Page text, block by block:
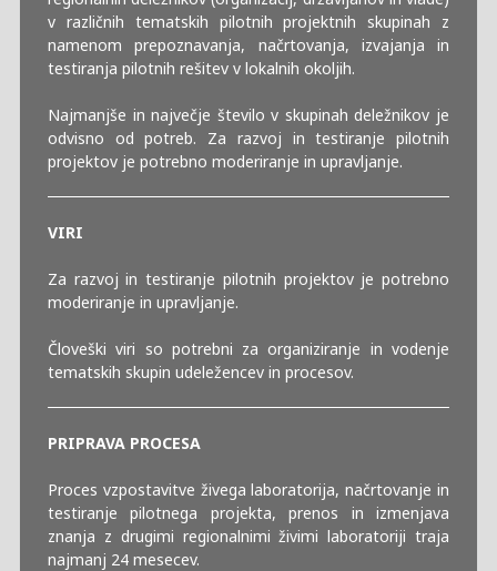
v različnih tematskih pilotnih projektnih skupinah z
namenom prepoznavanja, načrtovanja, izvajanja in
testiranja pilotnih rešitev v lokalnih okoljih.
Najmanjše in največje število v skupinah deležnikov je
odvisno od potreb. Za razvoj in testiranje pilotnih
projektov je potrebno moderiranje in upravljanje.
VIRI
Za razvoj in testiranje pilotnih projektov je potrebno
moderiranje in upravljanje.
Človeški viri so potrebni za organiziranje in vodenje
tematskih skupin udeležencev in procesov.
PRIPRAVA PROCESA
Proces vzpostavitve živega laboratorija, načrtovanje in
testiranje pilotnega projekta, prenos in izmenjava
znanja z drugimi regionalnimi živimi laboratoriji traja
najmanj 24 mesecev.